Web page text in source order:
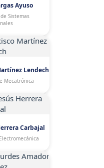
Ayuso
Sistemas
Lendech
Mecatrónica
Carbajal